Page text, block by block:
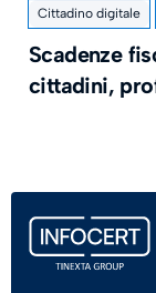
Cittadino digitale
​Scadenze
cittadini,